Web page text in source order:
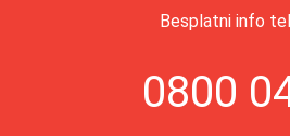
Besplatni info
0800